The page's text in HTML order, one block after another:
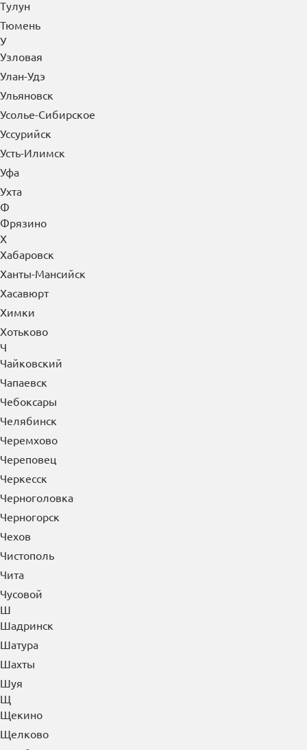
Томск
Троицк
Туапсе
Туймазы
Тула
Тулун
Тюмень
У
Узловая
Улан-Удэ
Ульяновск
Усолье-Сибирское
Уссурийск
Усть-Илимск
Уфа
Ухта
Фрязино
Х
Хабаровск
Ханты-Мансийск
Хасавюрт
Химки
Хотьково
Ч
Чайковский
Чапаевск
Чебоксары
Челябинск
Черемхово
Череповец
Черкесск
Черноголовка
Черногорск
Чехов
Чистополь
Чита
Чусовой
Ш
Шадринск
Шатура